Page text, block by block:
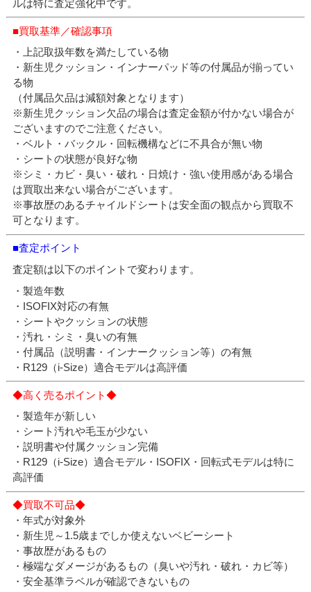
ルは特に査定強化中です。
■買取基準／確認事項
・上記取扱年数を満たしている物
・新生児クッション・インナーパッド等の付属品が揃ってい
る物
（付属品欠品は減額対象となります）
※新生児クッション欠品の場合は査定金額が付かない場合が
ございますのでご注意ください。
・ベルト・バックル・回転機構などに不具合が無い物
・シートの状態が良好な物
※シミ・カビ・臭い・破れ・日焼け・強い使用感がある場合
は買取出来ない場合がございます。
※事故歴のあるチャイルドシートは安全面の観点から買取不
可となります。
■査定ポイント
査定額は以下のポイントで変わります。
・製造年数
・ISOFIX対応の有無
・シートやクッションの状態
・汚れ・シミ・臭いの有無
・付属品（説明書・インナークッション等）の有無
・R129（i-Size）適合モデルは高評価
◆高く売るポイント◆
・製造年が新しい
・シート汚れや毛玉が少ない
・説明書や付属クッション完備
・R129（i-Size）適合モデル・ISOFIX・回転式モデルは特に
高評価
◆買取不可品◆
・年式が対象外
・新生児～1.5歳までしか使えないベビーシート
・事故歴があるもの
・極端なダメージがあるもの（臭いや汚れ・破れ・カビ等）
・安全基準ラベルが確認できないもの